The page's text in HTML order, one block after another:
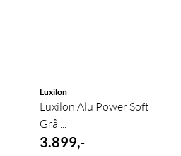
Luxilon
Luxilon Alu Power Soft
Grå ...
3.899,-